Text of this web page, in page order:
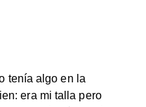
tenía algo en la
era mi talla pero